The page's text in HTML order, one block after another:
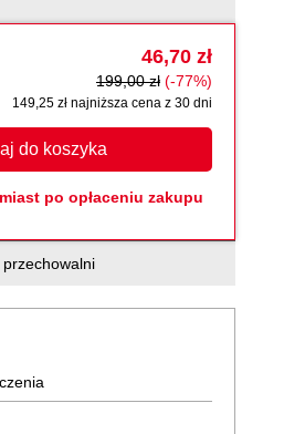
46,70 zł
199,00 zł (-77%)
149,25 zł najniższa cena z 30 dni
do koszyka
po opłaceniu zakupu
przechowalni